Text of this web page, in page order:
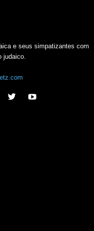
e seus simpatizantes com
judaico.